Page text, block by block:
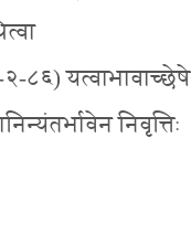
८६) यत्वाभावाच्छेषे
निवृत्तिः